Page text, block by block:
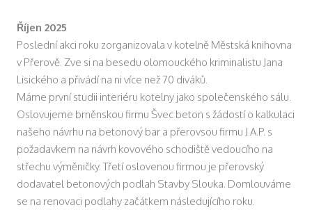
Říjen 2025
Poslední akci roku zorganizovala v kotelně Městská knihovna
v Přerově. Zve si na besedu olomouckého kriminalistu Jana
Lisického a přivádí na ni více než 70 diváků.
Máme první studii interiéru kotelny jako společenského sálu.
Oslovujeme brněnskou firmu Švec beton s žádostí o kalkulaci
našeho návrhu na betonový bar a přerovsou firmu J.A.P. s
požadavkem na návrh kovového schodiště vedoucího na
střechu výměničky. Třetí oslovenou firmou je přerovský
dodavatel betonových podlah Stavby Slouka. Domlouváme
se na renovaci podlahy začátkem následujícího roku.